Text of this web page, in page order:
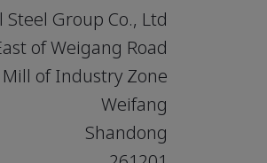
Group Co., Ltd.
of Weigang Road
of Industry Zone
Weifang
Shandong